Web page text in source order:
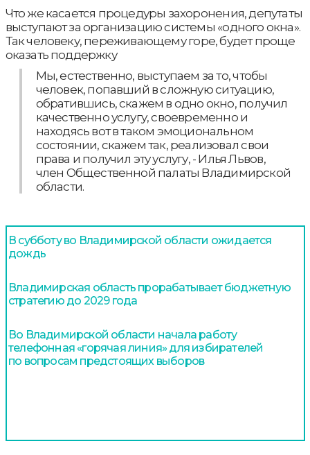
Что же касается процедуры захоронения, депутаты
выступают за организацию системы «одного окна».
Так человеку, переживающему горе, будет проще
оказать поддержку
Мы, естественно, выступаем за то, чтобы
человек, попавший в сложную ситуацию,
обратившись, скажем в одно окно, получил
качественно услугу, своевременно и
находясь вот в таком эмоциональном
состоянии, скажем так, реализовал свои
права и получил эту услугу, - Илья Львов,
член Общественной палаты Владимирской
области.
В субботу во Владимирской области ожидается
дождь
Владимирская область прорабатывает бюджетную
стратегию до 2029 года
Во Владимирской области начала работу
телефонная «горячая линия» для избирателей
по вопросам предстоящих выборов